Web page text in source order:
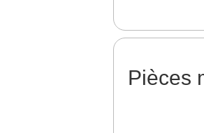
Pièces